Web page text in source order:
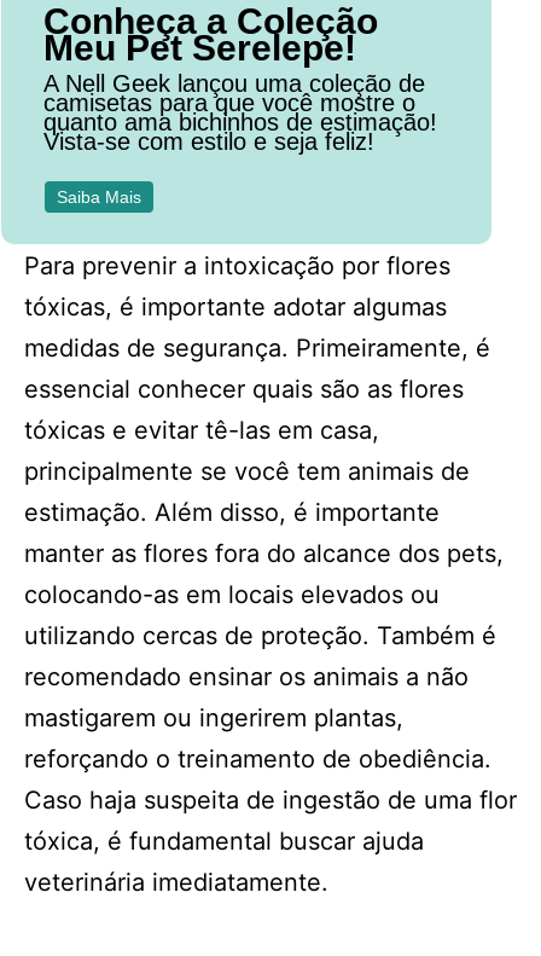
Conheça a Coleção
Meu Pet Serelepe!
A Nell Geek lançou uma coleção de
camisetas para que você mostre o
quanto ama bichinhos de estimação!
Vista-se com estilo e seja feliz!
Saiba Mais
Para prevenir a intoxicação por flores
tóxicas, é importante adotar algumas
medidas de segurança. Primeiramente, é
essencial conhecer quais são as flores
tóxicas e evitar tê-las em casa,
principalmente se você tem animais de
estimação. Além disso, é importante
manter as flores fora do alcance dos pets,
colocando-as em locais elevados ou
utilizando cercas de proteção. Também é
recomendado ensinar os animais a não
mastigarem ou ingerirem plantas,
reforçando o treinamento de obediência.
Caso haja suspeita de ingestão de uma flor
tóxica, é fundamental buscar ajuda
veterinária imediatamente.